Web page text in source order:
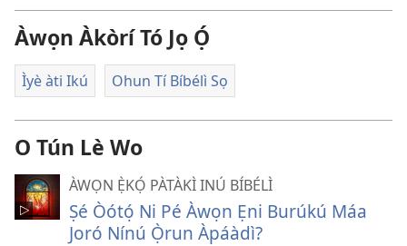
Àwọn Àkòrí Tó Jọ Ọ́
Ìyè àti Ikú Ohun Tí Bíbélì Sọ
O Tún Lè Wo
ÀWỌN Ẹ̀KỌ́ PÀTÀKÌ INÚ BÍBÉLÌ
Ṣé Òótọ́ Ni Pé Àwọn Ẹni Burúkú Máa
Joró Nínú Ọ̀run Àpáàdì?